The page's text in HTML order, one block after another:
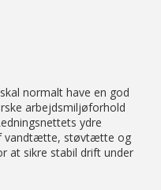
normalt have en god
arbejdsmiljøforhold
ydre
vandtætte, støvtætte og
at sikre stabil drift under